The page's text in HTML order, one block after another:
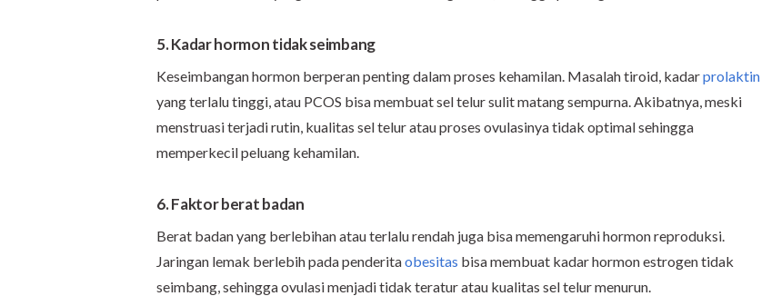
5. Kadar hormon tidak seimbang
Keseimbangan hormon berperan penting dalam proses kehamilan. Masalah tiroid, kadarprolaktin
yang terlalu tinggi, atau PCOS bisa membuat sel telur sulit matang sempurna. Akibatnya, meski
menstruasi terjadi rutin, kualitas sel telur atau proses ovulasinya tidak optimal sehingga
memperkecil peluang kehamilan.
6. Faktor berat badan
Berat badan yang berlebihan atau terlalu rendah juga bisa memengaruhi hormon reproduksi.
Jaringan lemak berlebih pada penderitaobesitas bisa membuat kadar hormon estrogen tidak
seimbang, sehingga ovulasi menjadi tidak teratur atau kualitas sel telur menurun.